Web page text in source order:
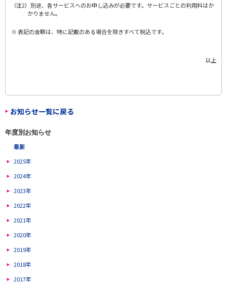
（注2）別途、各サービスへのお申し込みが必要です。サービスごとの利用料はか
かりません。
表記の金額は、特に記載のある場合を除きすべて税込です。
以上
お知らせ一覧に戻る
年度別お知らせ
最新
2025年
2024年
2023年
2022年
2021年
2020年
2019年
2018年
2017年